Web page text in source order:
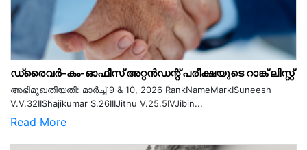
ഡ്രൈവർ-കം-ഓഫീസ് അറ്റൻഡന്റ് പരീക്ഷയുടെ റാങ്ക് ലിസ്റ്റ്
അഭിമുഖതീയതി: മാർച്ച് 9 & 10, 2026 RankNameMarkISuneesh
V.V.32IIShajikumar S.26IIIJithu V.25.5IVJibin...
Read More